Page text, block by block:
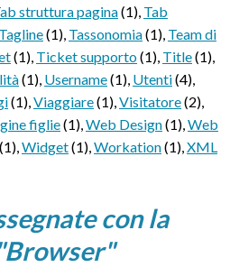
struttura pagina(1), Tab
Tagline(1), Tassonomia(1), Team di
(1), Ticket supporto(1), Title(1),
(1), Username(1), Utenti(4),
(1),Viaggiare(1),Visitatore(2),
figlie(1),Web Design(1),Web
(1),Widget(1),Workation(1),XML
con la